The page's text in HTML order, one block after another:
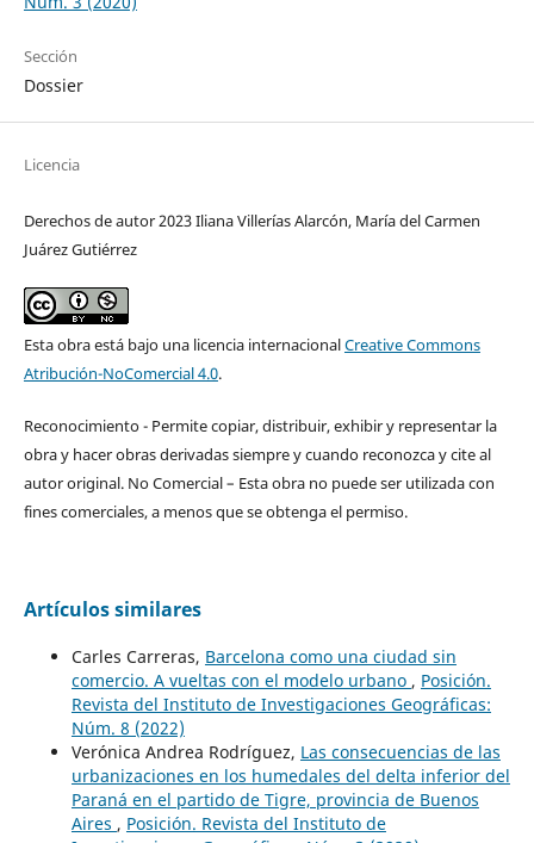
Sección
Dossier
Licencia
Derechos de autor 2023 Iliana Villerías Alarcón, María del Carmen
Juárez Gutiérrez
Esta obra está bajo una licencia internacionalCreative Commons
Atribución-NoComercial 4.0.
Reconocimiento - Permite copiar, distribuir, exhibir y representar la
obra y hacer obras derivadas siempre y cuando reconozca y cite al
autor original. No Comercial – Esta obra no puede ser utilizada con
fines comerciales, a menos que se obtenga el permiso.
Artículos similares
Carles Carreras, Barcelona como una ciudad sin
comercio. A vueltas con el modelo urbano , Posición.
Revista del Instituto de Investigaciones Geográficas:
Núm. 8 (2022)
Verónica Andrea Rodríguez, Las consecuencias de las
urbanizaciones en los humedales del delta inferior del
Paraná en el partido de Tigre, provincia de Buenos
Aires , Posición. Revista del Instituto de